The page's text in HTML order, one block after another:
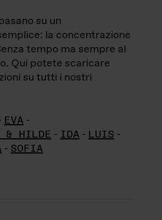
su un
la concentrazione
tempo ma sempre al
Qui potete scaricare
su tutti i nostri
EVA -
& HILDE - IDA - LUIS -
- SOFIA